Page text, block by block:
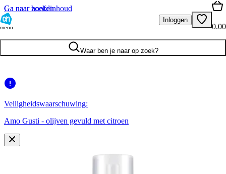
Ga naar hoofdinhoud
Ga naar zoeken
menu
Inloggen
0.00
Waar ben je naar op zoek?
Veiligheidswaarschuwing:
Amo Gusti - olijven gevuld met citroen